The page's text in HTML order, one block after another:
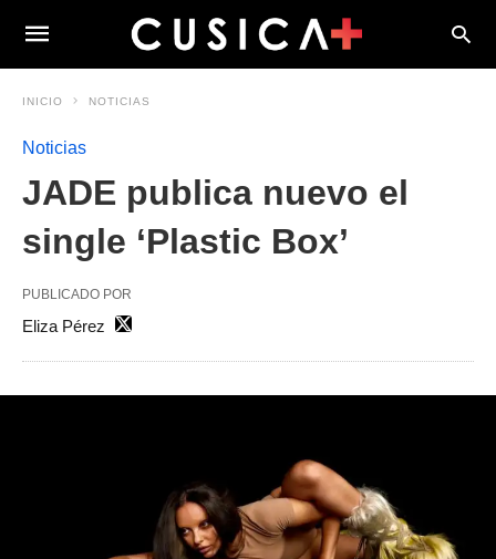
INICIO NOTICIAS
Noticias
JADE publica nuevo el
single ‘Plastic Box’
PUBLICADO POR
Eliza Pérez